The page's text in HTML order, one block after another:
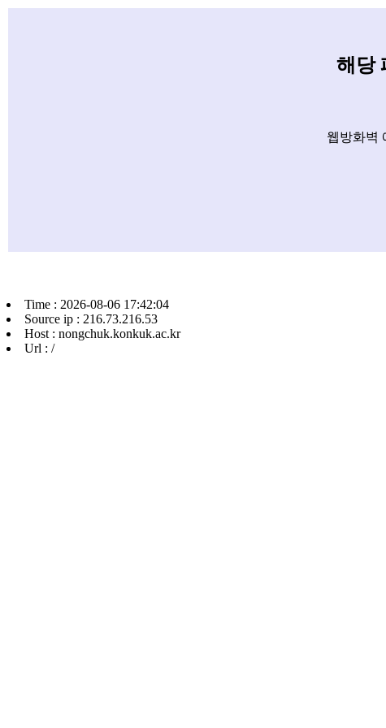
해당
웹방화벽
Time : 2026-08-06 17:42:04
Source ip : 216.73.216.53
Host : nongchuk.konkuk.ac.kr
Url : /